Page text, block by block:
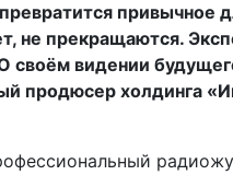
привычное
не прекращаются.
своём видении
продюсер холдинга